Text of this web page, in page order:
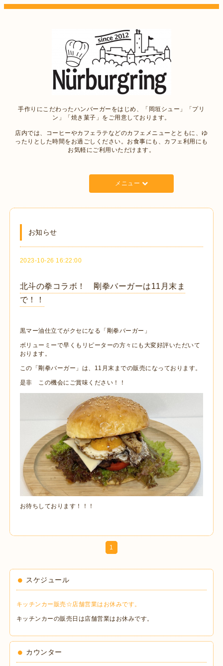
手作りにこだわったハンバーガーをはじめ、「岡垣シュー」「プリ
ン」「焼き菓子」をご用意しております。
店内では、コーヒーやカフェラテなどのカフェメニューとともに、ゆ
ったりとした時間をお過ごしください。お食事にも、カフェ利用にも
お気軽にご利用いただけます。
メニュー
お知らせ
2023-10-26 16:22:00
北斗の拳コラボ！ 剛拳バーガーは11月末ま
で！！
黒マー油仕立てがクセになる「剛拳バーガー」
ボリューミーで早くもリピーターの方々にも大変好評いただいて
おります。
この「剛拳バーガー」は、11月末までの販売になっております。
是非 この機会にご賞味ください！！
お待ちしております！！！
1
スケジュール
キッチンカー販売☆店舗営業はお休みです。
キッチンカーの販売日は店舗営業はお休みです。
カウンター